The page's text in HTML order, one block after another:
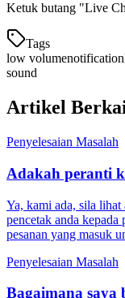
Ketuk butang "Live
Tags
low volumenotification
sound
Artikel
Penyelesaian Masalah
Adakah peranti
Ya, kami ada, sila
pencetak anda
pesanan yang masuk
Penyelesaian Masalah
Bagaimana saya